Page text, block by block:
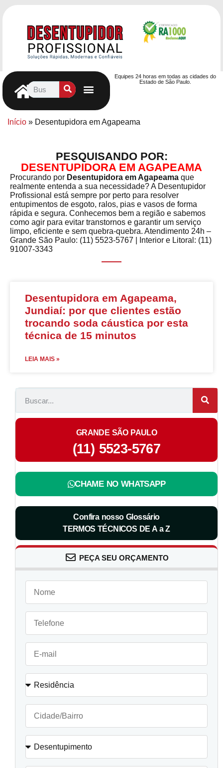
Equipes 24 horas em todas as cidades do
Estado de São Paulo.
Início » Desentupidora em Agapeama
PESQUISANDO POR:
DESENTUPIDORA EM AGAPEAMA
Procurando por Desentupidora em Agapeama que
realmente entenda a sua necessidade? A Desentupidor
Profissional está sempre por perto para resolver
entupimentos de esgoto, ralos, pias e vasos de forma
rápida e segura. Conhecemos bem a região e sabemos
como agir para evitar transtornos e garantir um serviço
limpo, eficiente e sem quebra-quebra. Atendimento 24h –
Grande São Paulo: (11) 5523-5767 | Interior e Litoral: (11)
91007-3343
Desentupidora em Agapeama,
Jundiaí: por que clientes estão
trocando soda cáustica por esta
técnica de 15 minutos
LEIA MAIS »
GRANDE SÃO PAULO
(11) 5523-5767
CHAME NO WHATSAPP
Confira nosso Glossário
TERMOS TÉCNICOS DE A a Z
PEÇA SEU ORÇAMENTO